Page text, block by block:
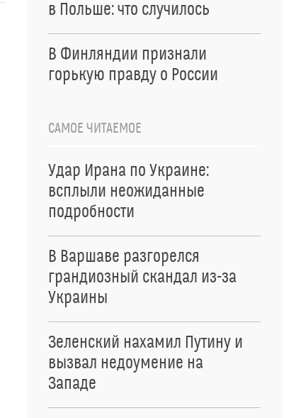
в Польше: что случилось
В Финляндии признали
горькую правду о России
САМОЕ ЧИТАЕМОЕ
Удар Ирана по Украине:
всплыли неожиданные
подробности
В Варшаве разгорелся
грандиозный скандал из-за
Украины
Зеленский нахамил Путину и
вызвал недоумение на
Западе